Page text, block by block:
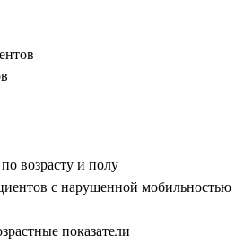
возрасту и полу
с нарушенной мобильностью
показатели